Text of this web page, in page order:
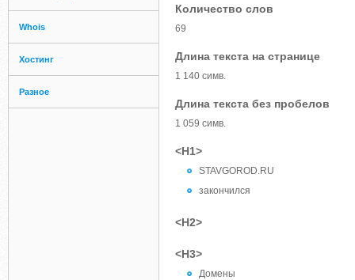
Whois
Хостинг
Разное
Количество слов
69
Длина текста на странице
1 140 симв.
Длина текста без пробелов
1 059 симв.
<H1>
STAVGOROD.RU
закончился
<H2>
<H3>
Домены